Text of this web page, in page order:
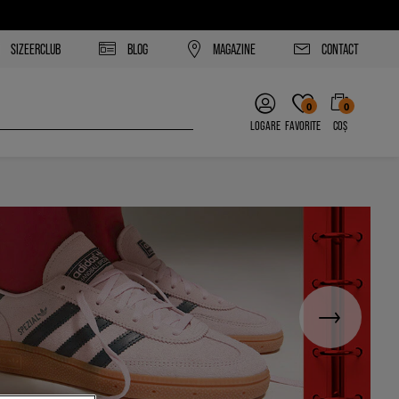
SIZEERCLUB BLOG MAGAZINE CONTACT
LOGARE
0
FAVORITE
0
COȘ